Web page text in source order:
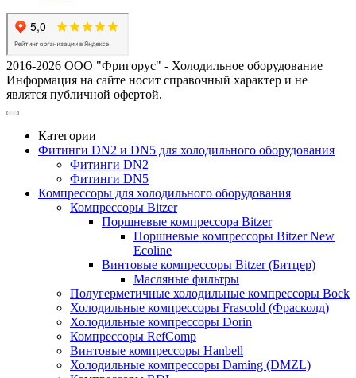
2016-2026 ООО "Фригорус" - Холодильное оборудование
Информация на сайте носит справочный характер и не
являтся публичной офертой.
Категории
Фитинги DN2 и DN5 для холодильного оборудования
Фитинги DN2
Фитинги DN5
Компрессоры для холодильного оборудования
Компрессоры Bitzer
Поршневые компрессора Bitzer
Поршневые компрессоры Bitzer New
Ecoline
Винтовые компрессоры Bitzer (Битцер)
Масляные фильтры
Полугерметичные холодильные компрессоры Bock
Холодильные компрессоры Frascold (Фрасколд)
Холодильные компрессоры Dorin
Компрессоры RefComp
Винтовые компрессоры Hanbell
Холодильные компрессоры Daming (DMZL)